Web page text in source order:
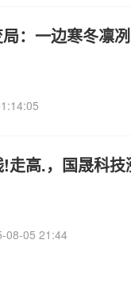
局：一边寒冬凛
走高.，国晟科技
08-05 21:44